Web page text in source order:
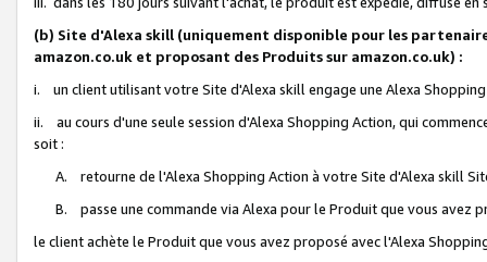
(b) Site d'Alexa skill (uniquement disponible pour les
amazon.co.uk et proposant des Produits sur amazon.co.uk) :
i. un client utilisant votre Site d'Alexa skill engage une Alexa
ii. au cours d'une seule session d'Alexa Shopping Action, qui
soit :
A. retourne de l'Alexa Shopping Action à votre Site d'Alexa skill
B. passe une commande via Alexa pour le Produit que vous avez
le client achète le Produit que vous avez proposé avec l'Alexa